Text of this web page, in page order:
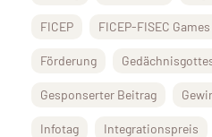
FICEP FICEP-FISEC
Förderung
Gesponserter Beitrag
Infotag Integrationspreis